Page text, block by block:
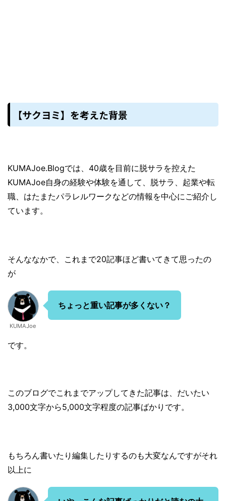
【サクヨミ】を考えた背景
KUMAJoe.Blogでは、40歳を目前に脱サラを控えた
KUMAJoe自身の経験や体験を通して、脱サラ、起業や転
職、はたまたパラレルワークなどの情報を中心にご紹介し
ています。
そんななかで、これまで20記事ほど書いてきて思ったの
が
KUMAJoe
ちょっと重い記事が多くない？
です。
このブログでこれまでアップしてきた記事は、だいたい
3,000文字から5,000文字程度の記事ばかりです。
もちろん書いたり編集したりするのも大変なんですがそれ
以上に